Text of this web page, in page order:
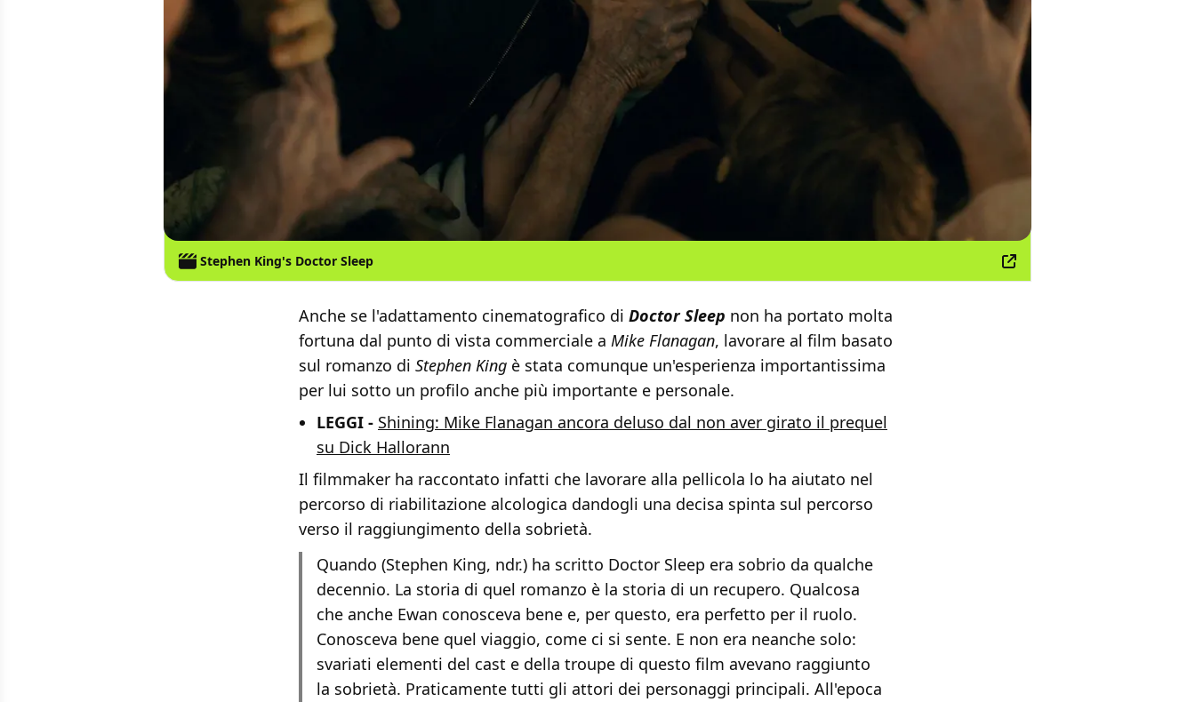
Stephen King's Doctor Sleep
Anche se l'adattamento cinematografico di Doctor Sleep non ha portato molta
fortuna dal punto di vista commerciale a Mike Flanagan, lavorare al film basato
sul romanzo di Stephen King è stata comunque un'esperienza importantissima
per lui sotto un profilo anche più importante e personale.
LEGGI - Shining: Mike Flanagan ancora deluso dal non aver girato il prequel
su Dick Hallorann
Il filmmaker ha raccontato infatti che lavorare alla pellicola lo ha aiutato nel
percorso di riabilitazione alcologica dandogli una decisa spinta sul percorso
verso il raggiungimento della sobrietà.
Quando (Stephen King, ndr.) ha scritto Doctor Sleep era sobrio da qualche
decennio. La storia di quel romanzo è la storia di un recupero. Qualcosa
che anche Ewan conosceva bene e, per questo, era perfetto per il ruolo.
Conosceva bene quel viaggio, come ci si sente. E non era neanche solo:
svariati elementi del cast e della troupe di questo film avevano raggiunto
la sobrietà. Praticamente tutti gli attori dei personaggi principali. All'epoca